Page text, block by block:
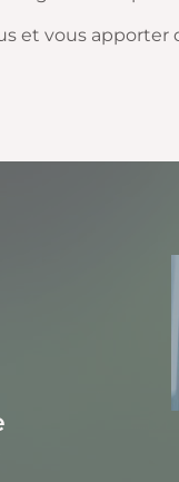
et vous